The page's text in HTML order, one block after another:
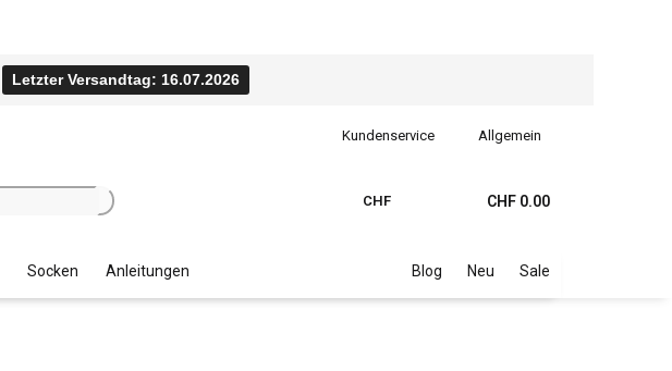
Letzter Versandtag: 16.07.2026
Kundenservice Allgemein
CHF CHF 0.00
Socken Anleitungen Blog Neu Sale